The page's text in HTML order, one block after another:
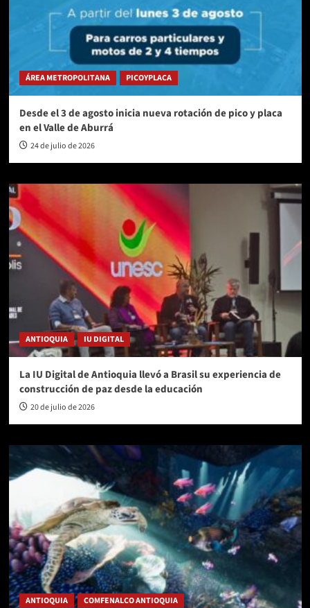
ÁREA METROPOLITANA PICOYPLACA
Desde el 3 de agosto inicia nueva rotación de pico y placa
en el Valle de Aburrá
24 de julio de 2026
ANTIOQUIA IU DIGITAL
La IU Digital de Antioquia llevó a Brasil su experiencia de
construcción de paz desde la educación
20 de julio de 2026
ANTIOQUIA COMFENALCO ANTIOQUIA